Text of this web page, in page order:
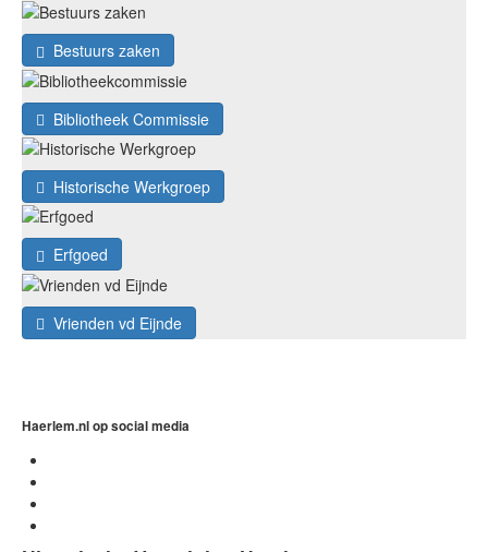
Bestuurs zaken
Bibliotheek Commissie
Historische Werkgroep
Erfgoed
Vrienden vd Eijnde
Haerlem.nl op social media